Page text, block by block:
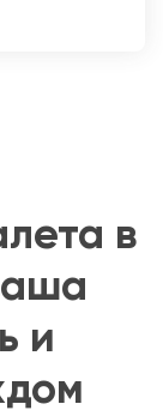
в
и